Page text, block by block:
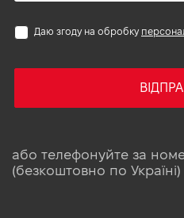
Даю згоду на обробку
або телефонуйте за
(безкоштовно по Україні)